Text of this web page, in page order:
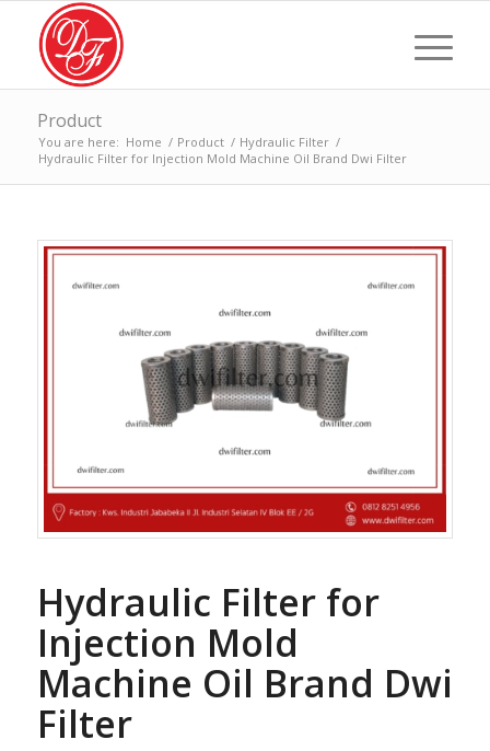
Product
You are here: Home / Product / Hydraulic Filter /
Hydraulic Filter for Injection Mold Machine Oil Brand Dwi Filter
Hydraulic Filter for
Injection Mold
Machine Oil Brand Dwi
Filter